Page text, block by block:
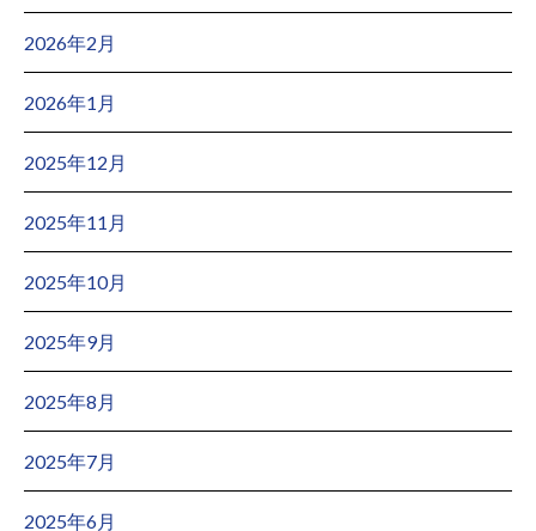
2026年2月
2026年1月
2025年12月
2025年11月
2025年10月
2025年9月
2025年8月
2025年7月
2025年6月